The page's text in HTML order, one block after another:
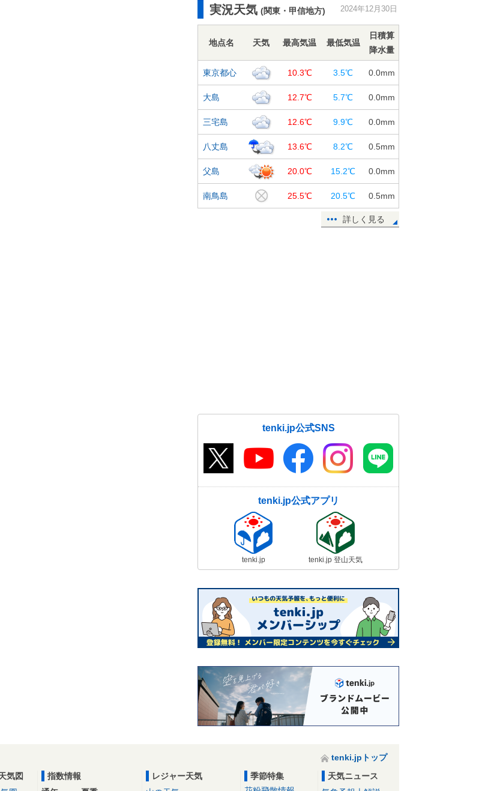
30日15:57
2025年「初日の出」 太平洋側を中
心に期待大 各地の初日の出の時刻
は?
30日15:00
大晦日や年始の天気 初日の出の天
気や時刻は? 東海地方の週間天気
30日13:39
2024年 日本も世界も過去最も気温
が高い年に 記録を大幅更新
30日12:17
年末年始 北陸以北は雪や吹雪 関
東以西も風強まる 交通の乱れに注
30日07:09
雪もほとんどやむ 積雪の多い地域
は落雪など注意
実況天気 (関東・甲信地方) 2024年12月30日
地点名 天気 最高気温 最低気温
日積算
降水量
東京都心 10.3℃ 3.5℃ 0.0mm
大島 12.7℃ 5.7℃ 0.0mm
三宅島 12.6℃ 9.9℃ 0.0mm
八丈島 13.6℃ 8.2℃ 0.5mm
父島 20.0℃ 15.2℃ 0.0mm
南鳥島 25.5℃ 20.5℃ 0.5mm
詳しく見る
tenki.jp公式SNS
tenki.jp公式アプリ
tenki.jp tenki.jp 登山天気
tenki.jpトップ
気図
指数情報
レジャー天気
季節特集
天気ニュース